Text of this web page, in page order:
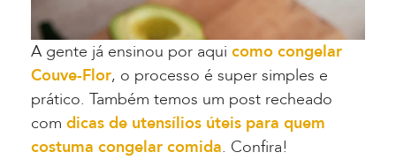
A gente já ensinou por aqui como congelar
Couve-Flor, o processo é super simples e
prático. Também temos um post recheado
com dicas de utensílios úteis para quem
costuma congelar comida. Confira!